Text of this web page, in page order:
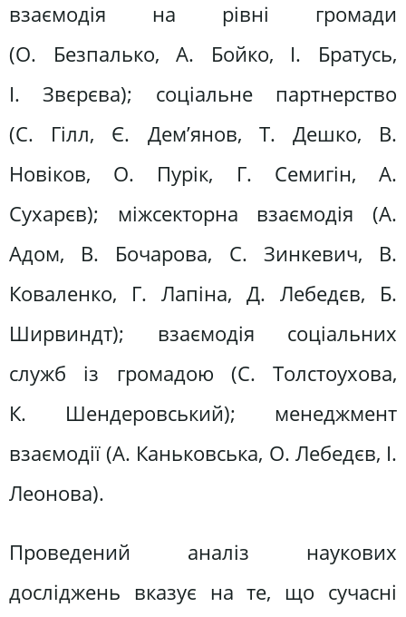
взаємодія на рівні громади
(О. Безпалько, А. Бойко, І. Братусь,
І. Звєрєва); соціальне партнерство
(С. Гілл, Є. Дем’янов, Т. Дешко, В.
Новіков, О. Пурік, Г. Семигін, А.
Сухарєв); міжсекторна взаємодія (А.
Адом, В. Бочарова, С. Зинкевич, В.
Коваленко, Г. Лапіна, Д. Лебедєв, Б.
Ширвиндт); взаємодія соціальних
служб із громадою (С. Толстоухова,
К. Шендеровський); менеджмент
взаємодії (А. Каньковська, О. Лебедєв, І.
Леонова).
Проведений аналіз наукових
досліджень вказує на те, що сучасні